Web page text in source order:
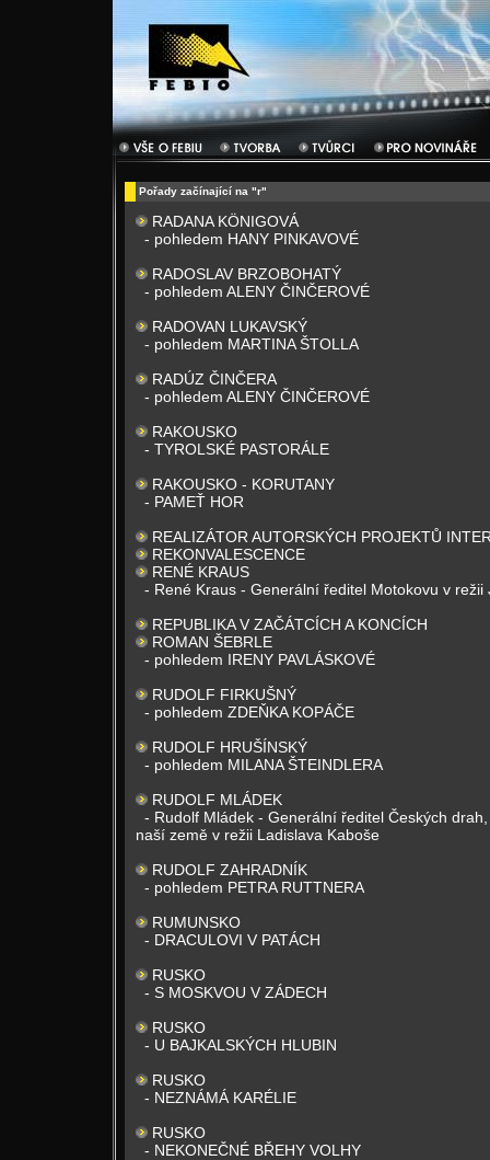
Pořady začínající na "r"
RADANA KÖNIGOVÁ
- pohledem HANY PINKAVOVÉ
RADOSLAV BRZOBOHATÝ
- pohledem ALENY ČINČEROVÉ
RADOVAN LUKAVSKÝ
- pohledem MARTINA ŠTOLLA
RADÚZ ČINČERA
- pohledem ALENY ČINČEROVÉ
RAKOUSKO
- TYROLSKÉ PASTORÁLE
RAKOUSKO - KORUTANY
- PAMEŤ HOR
REALIZÁTOR AUTORSKÝCH PROJEKTŮ
REKONVALESCENCE
RENÉ KRAUS
- René Kraus - Generální ředitel Motokovu v režii
REPUBLIKA V ZAČÁTCÍCH A KONCÍCH
ROMAN ŠEBRLE
- pohledem IRENY PAVLÁSKOVÉ
RUDOLF FIRKUŠNÝ
- pohledem ZDEŇKA KOPÁČE
RUDOLF HRUŠÍNSKÝ
- pohledem MILANA ŠTEINDLERA
RUDOLF MLÁDEK
- Rudolf Mládek - Generální ředitel Českých
naší země v režii Ladislava Kaboše
RUDOLF ZAHRADNÍK
- pohledem PETRA RUTTNERA
RUMUNSKO
- DRACULOVI V PATÁCH
RUSKO
- S MOSKVOU V ZÁDECH
RUSKO
- U BAJKALSKÝCH HLUBIN
RUSKO
- NEZNÁMÁ KARÉLIE
RUSKO
- NEKONEČNÉ BŘEHY VOLHY